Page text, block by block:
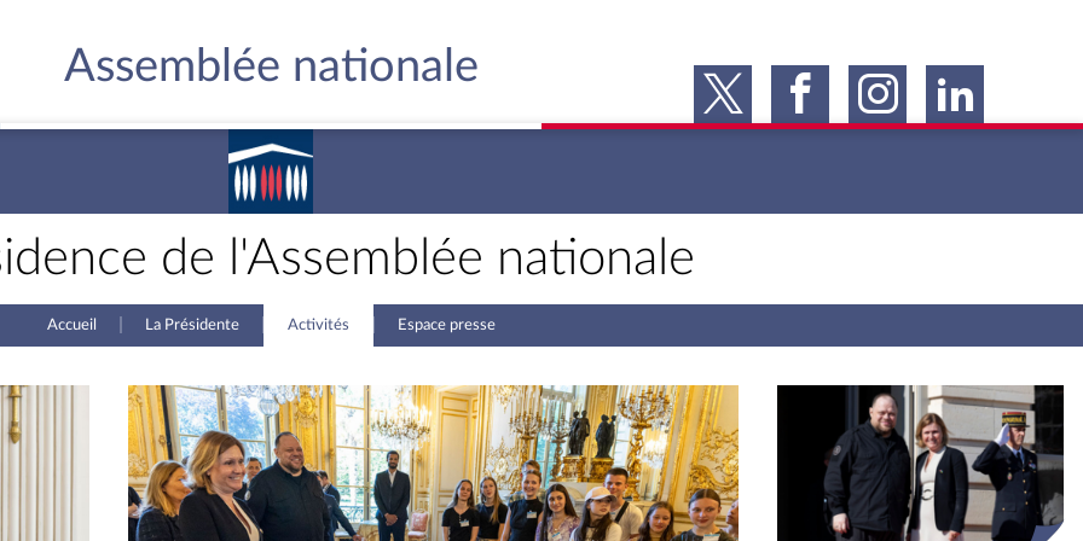
Assemblée nationale
de l'Assemblée nationale
Accueil La Présidente Activités Espace presse